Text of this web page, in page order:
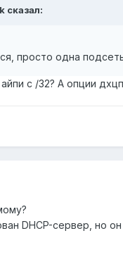
сказал:
просто одна
с /32? А опции
DHCP-сервер, но